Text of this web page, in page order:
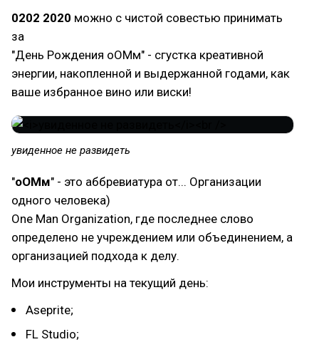
0202 2020 можно с чистой совестью принимать
за
"День Рождения оОМм" - сгустка креативной
энергии, накопленной и выдержанной годами, как
ваше избранное вино или виски!
​увиденное не развидеть
"оОМм" - это аббревиатура от... Организации
одного человека)
One Man Organization, где последнее слово
определено не учреждением или объединением, а
организацией подхода к делу.
Мои инструменты на текущий день:
Aseprite;
FL Studio;